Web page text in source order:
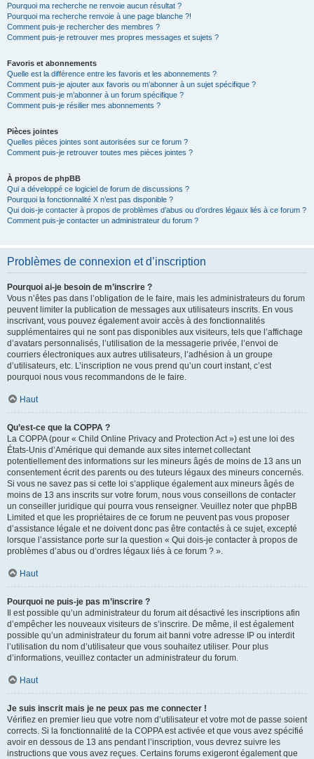
Pourquoi ma recherche ne renvoie aucun résultat ?
Pourquoi ma recherche renvoie à une page blanche ?!
Comment puis-je rechercher des membres ?
Comment puis-je retrouver mes propres messages et sujets ?
Favoris et abonnements
Quelle est la différence entre les favoris et les abonnements ?
Comment puis-je ajouter aux favoris ou m’abonner à un sujet spécifique ?
Comment puis-je m’abonner à un forum spécifique ?
Comment puis-je résilier mes abonnements ?
Pièces jointes
Quelles pièces jointes sont autorisées sur ce forum ?
Comment puis-je retrouver toutes mes pièces jointes ?
À propos de phpBB
Qui a développé ce logiciel de forum de discussions ?
Pourquoi la fonctionnalité X n’est pas disponible ?
Qui dois-je contacter à propos de problèmes d’abus ou d’ordres légaux liés à ce forum ?
Comment puis-je contacter un administrateur du forum ?
Problèmes de connexion et d’inscription
Pourquoi ai-je besoin de m’inscrire ?
Vous n’êtes pas dans l’obligation de le faire, mais les administrateurs du forum
peuvent limiter la publication de messages aux utilisateurs inscrits. En vous
inscrivant, vous pouvez également avoir accès à des fonctionnalités
supplémentaires qui ne sont pas disponibles aux visiteurs, tels que l’affichage
d’avatars personnalisés, l’utilisation de la messagerie privée, l’envoi de
courriers électroniques aux autres utilisateurs, l’adhésion à un groupe
d’utilisateurs, etc. L’inscription ne vous prend qu’un court instant, c’est
pourquoi nous vous recommandons de le faire.
Haut
Qu’est-ce que la COPPA ?
La COPPA (pour « Child Online Privacy and Protection Act ») est une loi des
États-Unis d’Amérique qui demande aux sites internet collectant
potentiellement des informations sur les mineurs âgés de moins de 13 ans un
consentement écrit des parents ou des tuteurs légaux des mineurs concernés.
Si vous ne savez pas si cette loi s’applique également aux mineurs âgés de
moins de 13 ans inscrits sur votre forum, nous vous conseillons de contacter
un conseiller juridique qui pourra vous renseigner. Veuillez noter que phpBB
Limited et que les propriétaires de ce forum ne peuvent pas vous proposer
d’assistance légale et ne doivent donc pas être contactés à ce sujet, excepté
lorsque l’assistance porte sur la question « Qui dois-je contacter à propos de
problèmes d’abus ou d’ordres légaux liés à ce forum ? ».
Haut
Pourquoi ne puis-je pas m’inscrire ?
Il est possible qu’un administrateur du forum ait désactivé les inscriptions afin
d’empêcher les nouveaux visiteurs de s’inscrire. De même, il est également
possible qu’un administrateur du forum ait banni votre adresse IP ou interdit
l’utilisation du nom d’utilisateur que vous souhaitez utiliser. Pour plus
d’informations, veuillez contacter un administrateur du forum.
Haut
Je suis inscrit mais je ne peux pas me connecter !
Vérifiez en premier lieu que votre nom d’utilisateur et votre mot de passe soient
corrects. Si la fonctionnalité de la COPPA est activée et que vous avez spécifié
avoir en dessous de 13 ans pendant l’inscription, vous devrez suivre les
instructions que vous avez reçues. Certains forums exigeront également que